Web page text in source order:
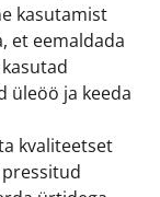
kasutamist
et eemaldada
üleöö ja keeda
kvaliteetset